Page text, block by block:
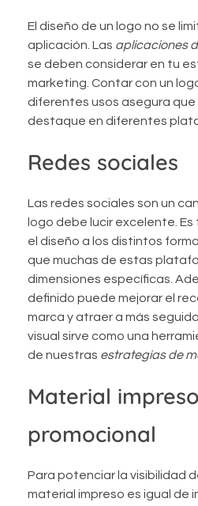
El diseño de un logo no se
aplicación. Las aplicaciones
se deben considerar en tu
marketing. Contar con un
diferentes usos asegura
destaque en diferentes
Redes sociales
Las redes sociales son un
logo debe lucir excelente.
el diseño a los distintos
que muchas de estas
dimensiones específicas.
definido puede mejorar el
marca y atraer a más
visual sirve como una
de nuestras estrategias de
Material
promocional
Para potenciar la visibilidad
material impreso es igual de